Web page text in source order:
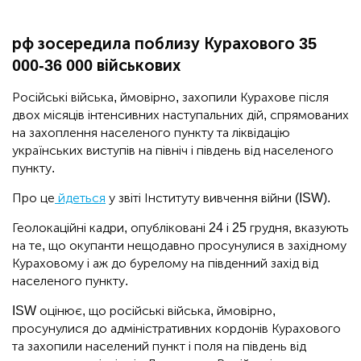
рф зосередила поблизу Курахового 35
000-36 000 військових
Російські війська, ймовірно, захопили Курахове після
двох місяців інтенсивних наступальних дій, спрямованих
на захоплення населеного пункту та ліквідацію
українських виступів на північ і південь від населеного
пункту.
Про це йдеться у звіті Інституту вивчення війни (ISW).
Геолокаційні кадри, опубліковані 24 і 25 грудня, вказують
на те, що окупанти нещодавно просунулися в західному
Кураховому і аж до бурелому на південний захід від
населеного пункту.
ISW оцінює, що російські війська, ймовірно,
просунулися до адміністративних кордонів Курахового
та захопили населений пункт і поля на південь від